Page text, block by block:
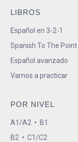
LIBROS
Español en 3-2-1
Spanish To The Point
Español avanzado
Vamos a practicar
POR NIVEL
A1/A2 • B1
B2 • C1/C2